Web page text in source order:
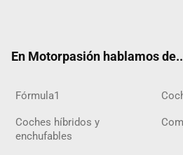
En Motorpasión hablamos
Fórmula1
Coches híbridos y
enchufables